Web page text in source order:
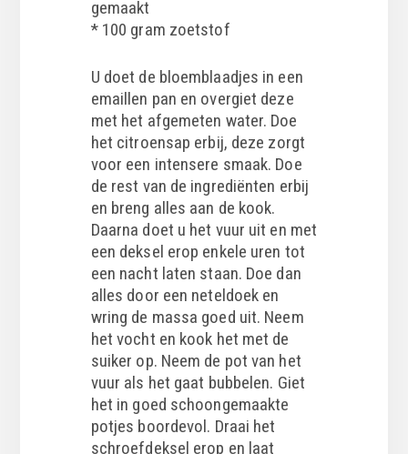
gemaakt
* 100 gram zoetstof
U doet de bloemblaadjes in een
emaillen pan en overgiet deze
met het afgemeten water. Doe
het citroensap erbij, deze zorgt
voor een intensere smaak. Doe
de rest van de ingrediënten erbij
en breng alles aan de kook.
Daarna doet u het vuur uit en met
een deksel erop enkele uren tot
een nacht laten staan. Doe dan
alles door een neteldoek en
wring de massa goed uit. Neem
het vocht en kook het met de
suiker op. Neem de pot van het
vuur als het gaat bubbelen. Giet
het in goed schoongemaakte
potjes boordevol. Draai het
schroefdeksel erop en laat